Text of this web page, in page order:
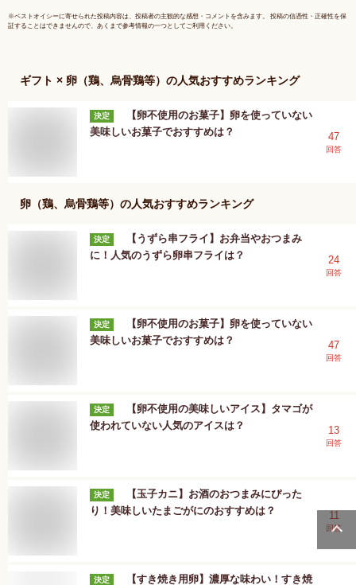
※ベストオイシーに寄せられた投稿内容は、投稿者の主観的な感想・コメントを含みます。 投稿の信憑性・正確性を保
証することはできませんので、あくまで参考情報の一つとしてご利用ください。
ギフト × 卵（鶏、烏骨鶏等） の人気おすすめランキング
決定
【卵不使用のお菓子】卵を使っていない
美味しいお菓子でおすすめは？
47
回答
卵（鶏、烏骨鶏等） の人気おすすめランキング
決定
【うずら串フライ】お弁当やおつまみ
に！人気のうずら卵串フライは？
24
回答
決定
【卵不使用のお菓子】卵を使っていない
美味しいお菓子でおすすめは？
47
回答
決定
【卵不使用の美味しいアイス】タマゴが
使われていない人気のアイスは？
13
回答
決定
【玉子カニ】お酒のおつまみにぴった
り！美味しいたまごがにのおすすめは？
11
回答
決定 【すき焼き用卵】濃厚な味わい！すき焼